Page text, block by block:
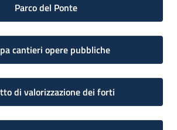
Parco del Ponte
cantieri opere pubbliche
di valorizzazione dei forti